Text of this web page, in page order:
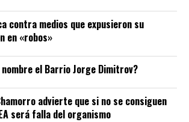
contra medios que expusieron su
en «robos»
nombre el Barrio Jorge Dimitrov?
advierte que si no se consiguen
será falla del organismo